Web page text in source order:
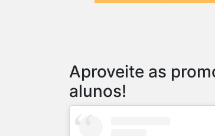
Aproveite as
alunos!